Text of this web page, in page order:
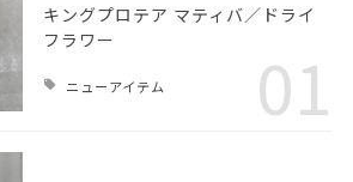
キングプロテア マティバ／ドライ
フラワー
ニューアイテム 01